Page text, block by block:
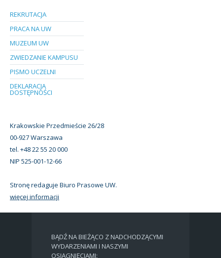
REKRUTACJA
PRACA NA UW
MUZEUM UW
ZWIEDZANIE KAMPUSU
PISMO UCZELNI
DEKLARACJA
DOSTĘPNOŚCI
Krakowskie Przedmieście 26/28
00-927 Warszawa
tel. +48 22 55 20 000
NIP 525-001-12-66
Stronę redaguje Biuro Prasowe UW.
więcej informacji
BĄDŹ NA BIEŻĄCO Z NADCHODZĄCYMI
WYDARZENIAMI I NASZYMI
OSIĄGNIĘCIAMI: